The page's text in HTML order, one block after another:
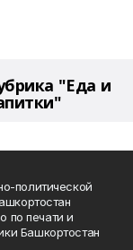
"Еда и
политической
по печати и
Башкортостан